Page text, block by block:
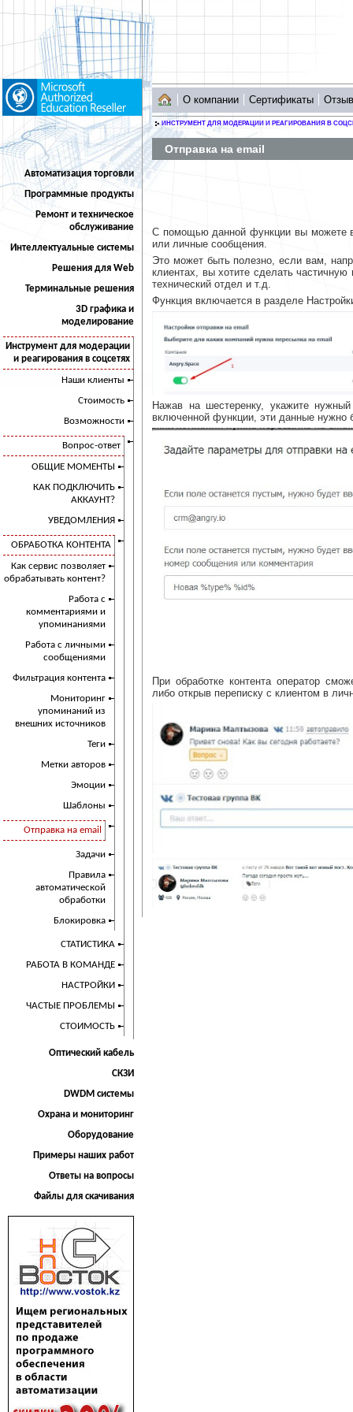
Автоматизация торговли
Программные продукты
Ремонт и техническое
обслуживание
Интеллектуальные системы
Решения для Web
Терминальные решения
3D графика и
моделирование
Инструмент для модерации
и реагирования в соцсетях
Наши клиенты
Стоимость
Возможности
Вопрос-ответ
ОБЩИЕ МОМЕНТЫ
КАК ПОДКЛЮЧИТЬ
АККАУНТ?
УВЕДОМЛЕНИЯ
ОБРАБОТКА КОНТЕНТА
Как сервис позволяет
обрабатывать контент?
Работа с
комментариями и
упоминаниями
Работа с личными
сообщениями
Фильтрация контента
Мониторинг
упоминаний из
внешних источников
Теги
Метки авторов
Эмоции
Шаблоны
Отправка на email
Задачи
Правила
автоматической
обработки
Блокировка
СТАТИСТИКА
РАБОТА В КОМАНДЕ
НАСТРОЙКИ
ЧАСТЫЕ ПРОБЛЕМЫ
СТОИМОСТЬ
Оптический кабель
СКЗИ
DWDM системы
Охрана и мониторинг
Оборудование
Примеры наших работ
Ответы на вопросы
Файлы для скачивания
О компании Сертификаты
ИНСТРУМЕНТ ДЛЯ МОДЕРАЦИИ И РЕАГИРОВАНИЯ В
Отправка на email
С помощью данной функции вы можете
или личные сообщения.
Это может быть полезно, если вам,
клиентах, вы хотите сделать
технический отдел и т.д.
Функция включается в разделе
Нажав на шестеренку, укажите
включенной функции, эти данные нужно
При обработке контента оператор
либо открыв переписку с клиентом в